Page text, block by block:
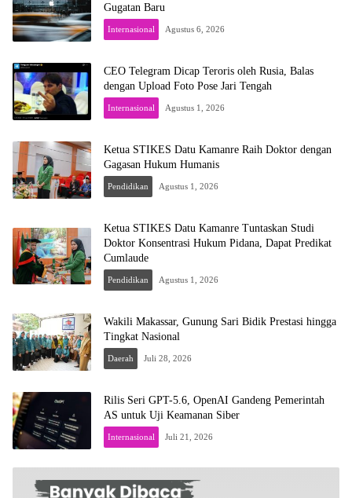
Gugatan Baru
Internasional Agustus 6, 2026
CEO Telegram Dicap Teroris oleh Rusia, Balas
dengan Upload Foto Pose Jari Tengah
Internasional Agustus 1, 2026
Ketua STIKES Datu Kamanre Raih Doktor dengan
Gagasan Hukum Humanis
Pendidikan Agustus 1, 2026
Ketua STIKES Datu Kamanre Tuntaskan Studi
Doktor Konsentrasi Hukum Pidana, Dapat Predikat
Cumlaude
Pendidikan Agustus 1, 2026
Wakili Makassar, Gunung Sari Bidik Prestasi hingga
Tingkat Nasional
Daerah Juli 28, 2026
Rilis Seri GPT-5.6, OpenAI Gandeng Pemerintah
AS untuk Uji Keamanan Siber
Internasional Juli 21, 2026